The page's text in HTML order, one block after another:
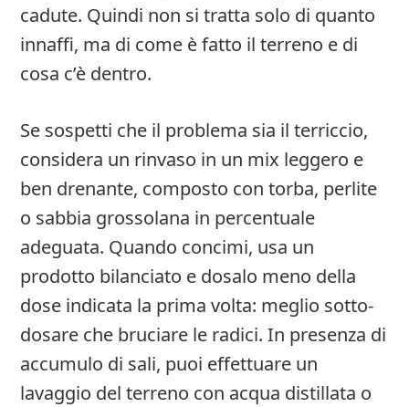
cadute. Quindi non si tratta solo di quanto
innaffi, ma di come è fatto il terreno e di
cosa c’è dentro.
Se sospetti che il problema sia il terriccio,
considera un rinvaso in un mix leggero e
ben drenante, composto con torba, perlite
o sabbia grossolana in percentuale
adeguata. Quando concimi, usa un
prodotto bilanciato e dosalo meno della
dose indicata la prima volta: meglio sotto-
dosare che bruciare le radici. In presenza di
accumulo di sali, puoi effettuare un
lavaggio del terreno con acqua distillata o